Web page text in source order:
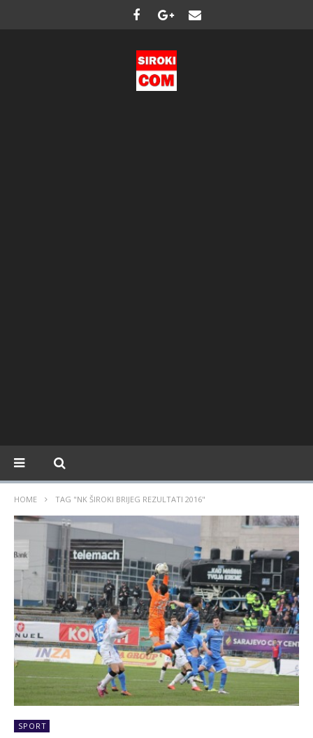
HOME TAG "NK ŠIROKI BRIJEG REZULTATI 2016"
SPORT